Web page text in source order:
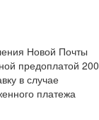
Новой Почты
предоплатой 200
в случае
платежа